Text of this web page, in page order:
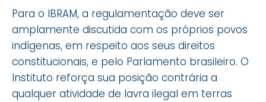
Para o IBRAM, a regulamentação deve ser
amplamente discutida com os próprios povos
indígenas, em respeito aos seus direitos
constitucionais, e pelo Parlamento brasileiro. O
Instituto reforça sua posição contrária a
qualquer atividade de lavra ilegal em terras